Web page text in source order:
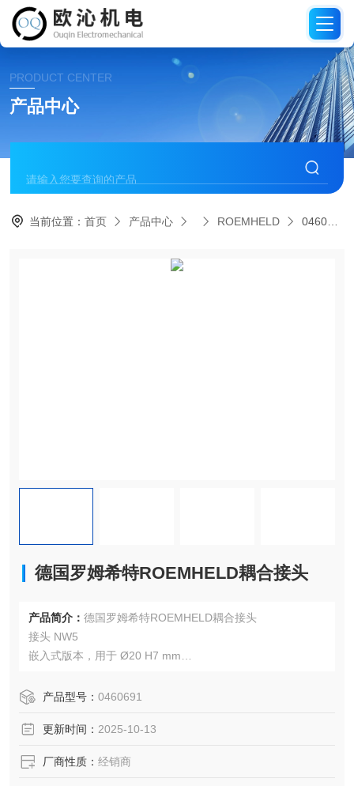
PRODUCT CENTER
产品中心
当前位置：首页 产品中心 ROEMHELD 0460691德国罗姆希特ROEMHELD耦合接头
德国罗姆希特ROEMHELD耦合接头
产品简介： 德国罗姆希特ROEMHELD耦合接头
接头 NW5
嵌入式版本，用于 Ø20 H7 mm
可抗压耦合
产品型号： 0460691
更新时间： 2025-10-13
厂商性质： 经销商